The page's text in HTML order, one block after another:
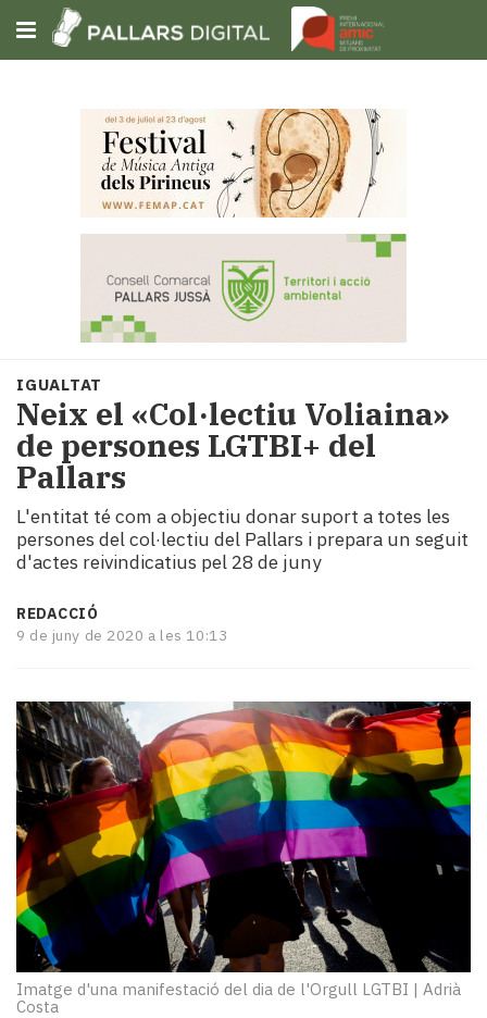
Subscriu-t'hi
Portada
Societat
Política
i
municipis
Economia
turisme
Cultura
Mai
tant!
mitjans
El
temps
Reportatges
Entrevistes
Enquestes
A
escena!
Dis
la
teva!
Subscriptors
La
IGUALTAT
Neix el «Col·lectiu Voliaina»
de persones LGTBI+ del
Pallars
L'entitat té com a objectiu donar suport a totes les
persones del col·lectiu del Pallars i prepara un seguit
d'actes reivindicatius pel 28 de juny
REDACCIÓ
9 de juny de 2020 a les 10:13
Imatge d'una manifestació del dia de l'Orgull LGTBI | Adrià
Costa